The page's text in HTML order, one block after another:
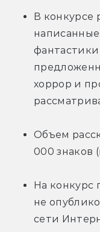
В конкурсе
хоррор и
Объем
000 знаков
На конкурс
не
сети